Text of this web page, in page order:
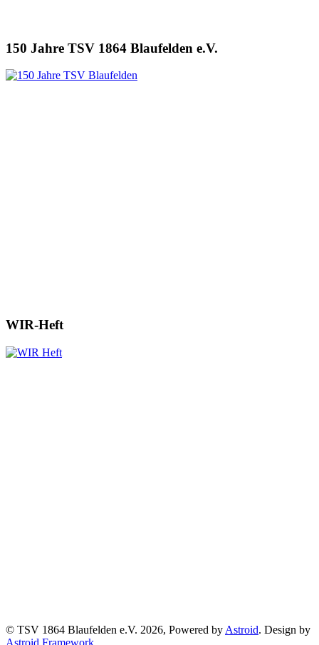
150 Jahre TSV 1864 Blaufelden e.V.
WIR-Heft
© TSV 1864 Blaufelden e.V. 2026, Powered by Astroid. Design by
Astroid Framework